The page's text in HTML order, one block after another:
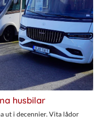
husbilar
ut i decennier. Vita lådor